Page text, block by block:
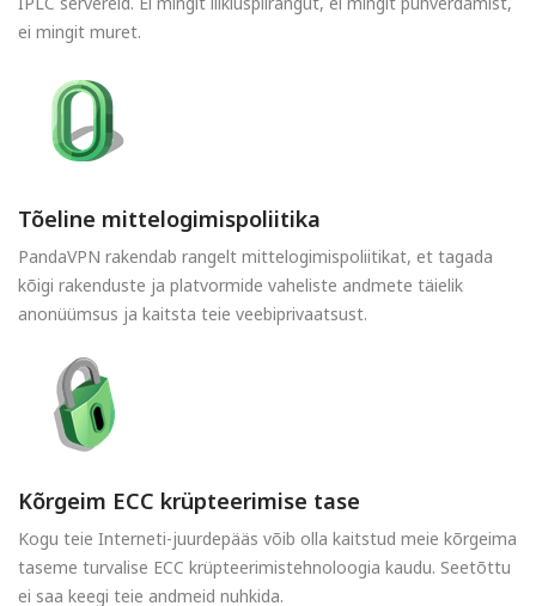
ei mingit muret.
Tõeline mittelogimispoliitika
PandaVPN rakendab rangelt mittelogimispoliitikat, et tagada
kõigi rakenduste ja platvormide vaheliste andmete täielik
anonüümsus ja kaitsta teie veebiprivaatsust.
Kõrgeim ECC krüpteerimise tase
Kogu teie Interneti-juurdepääs võib olla kaitstud meie kõrgeima
taseme turvalise ECC krüpteerimistehnoloogia kaudu. Seetõttu
ei saa keegi teie andmeid nuhkida.